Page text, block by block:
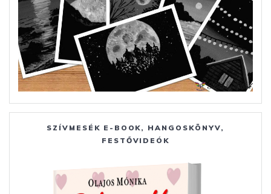
SZÍVMESÉK E-BOOK, HANGOSKÖNYV,
FESTŐVIDEÓK